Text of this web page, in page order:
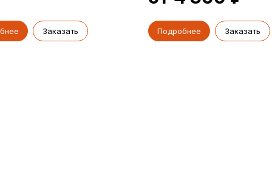
Заказать Подробнее Заказать